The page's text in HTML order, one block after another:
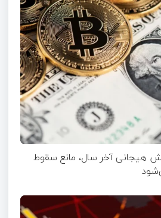
هیجانی آخر سال، مانع سقوط